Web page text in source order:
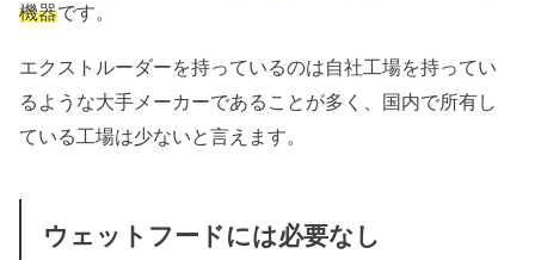
機器です。
エクストルーダーを持っているのは自社工場を持ってい
るような大手メーカーであることが多く、国内で所有し
ている工場は少ないと言えます。
ウェットフードには必要なし